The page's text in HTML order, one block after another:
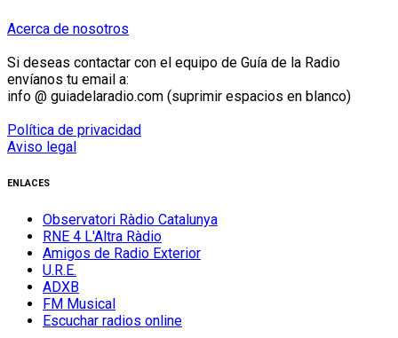
Acerca de nosotros
Si deseas contactar con el equipo de Guía de la Radio
envíanos tu email a:
info @ guiadelaradio.com (suprimir espacios en blanco)
Política de privacidad
Aviso legal
ENLACES
Observatori Ràdio Catalunya
RNE 4 L'Altra Ràdio
Amigos de Radio Exterior
U.R.E.
ADXB
FM Musical
Escuchar radios online